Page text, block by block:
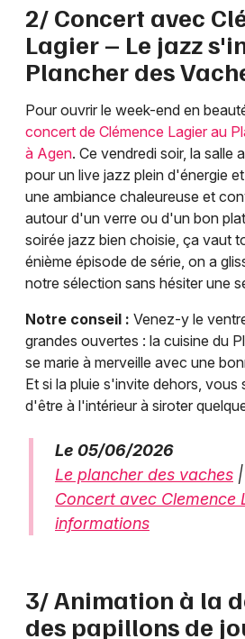
2/ Concert avec
Lagier – Le jazz
Plancher des
Pour ouvrir le week-end en
concert de Clémence Lagier au
à Agen. Ce vendredi soir, la salle
pour un live jazz plein d'énergie
une ambiance chaleureuse et
autour d'un verre ou d'un bon
soirée jazz bien choisie, ça vaut
énième épisode de série, on a
notre sélection sans hésiter une
Notre conseil : Venez-y le
grandes ouvertes : la cuisine du
se marie à merveille avec une
Et si la pluie s'invite dehors, vous
d'être à l'intérieur à siroter
Le 05/06/2026
Le plancher des vaches
Concert avec Clemence
informations
3/ Animation à la
des papillons de